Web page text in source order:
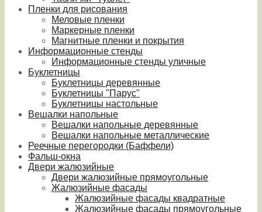
Пленки для рисования
Меловые пленки
Маркерные пленки
Магнитные пленки и покрытия
Информационные стенды
Информационные стенды уличные
Буклетницы
Буклетницы деревянные
Буклетницы "Парус"
Буклетницы настольные
Вешалки напольные
Вешалки напольные деревянные
Вешалки напольные металлические
Реечные перегородки (Баффели)
Фальш-окна
Двери жалюзийные
Двери жалюзийные прямоугольные
Жалюзийные фасады
Жалюзийные фасады квадратные
Жалюзийные фасады прямоугольные